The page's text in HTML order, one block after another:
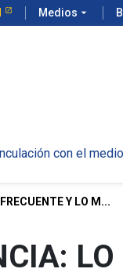
Medios arrow_drop_down
con el medio
Y LO M...